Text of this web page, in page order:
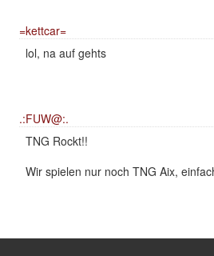
=kettcar=
lol, na auf gehts
.:FUW@:.
TNG Rockt!!
Wir spielen nur noch TNG Aix,